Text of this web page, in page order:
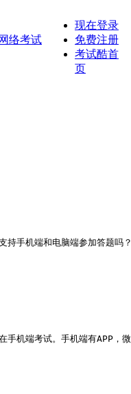
现在登录
免费注册
考试酷首
页
持手机端和电脑端参加答题吗
手机端考试。手机端有APP，